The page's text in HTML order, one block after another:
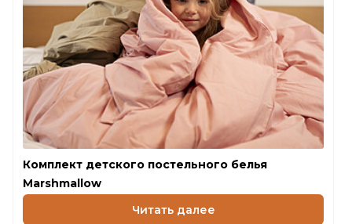
Комплект детского постельного белья
Marshmallow
Читать далее